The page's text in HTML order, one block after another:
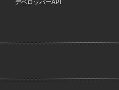
デベロッパーAPI